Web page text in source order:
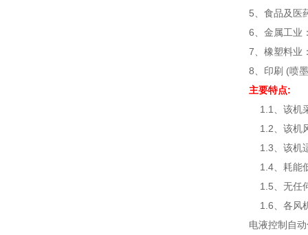
5、食品及医
6、金属工业
7、橡塑料业
8、印刷 (喷
主要特点:
1.1、该机
1.2、该机
1.3、该机
1.4、耗能
1.5、无任
1.6、各风
电液控制自